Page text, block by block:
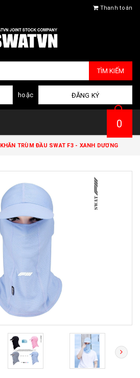
Thanh toán
TÌM KIẾM
hoặc ĐĂNG KÝ
0
KHĂN TRÙM ĐẦU SWAT F3 - XANH DƯƠNG